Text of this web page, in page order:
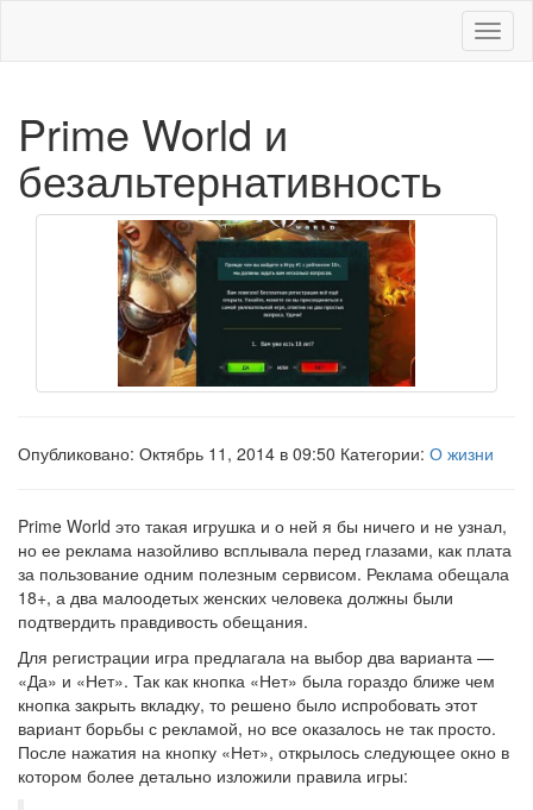
Меню
Prime World и
безальтернативность
Опубликовано: Октябрь 11, 2014 в 09:50 Категории: О жизни
Prime World это такая игрушка и о ней я бы ничего и не узнал,
но ее реклама назойливо всплывала перед глазами, как плата
за пользование одним полезным сервисом. Реклама обещала
18+, а два малоодетых женских человека должны были
подтвердить правдивость обещания.
Для регистрации игра предлагала на выбор два варианта —
«Да» и «Нет». Так как кнопка «Нет» была гораздо ближе чем
кнопка закрыть вкладку, то решено было испробовать этот
вариант борьбы с рекламой, но все оказалось не так просто.
После нажатия на кнопку «Нет», открылось следующее окно в
котором более детально изложили правила игры: